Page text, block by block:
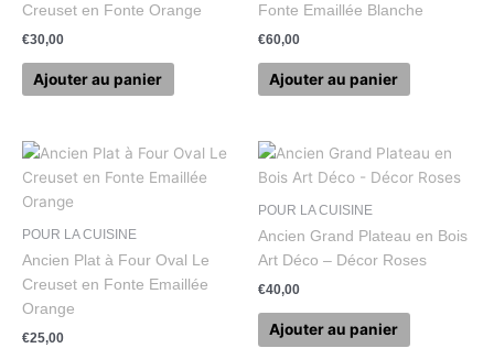
Creuset en Fonte Orange
€30,00
Ajouter au panier
Fonte Emaillée Blanche
€60,00
Ajouter au panier
POUR LA CUISINE
Ancien Plat à Four Oval Le
Creuset en Fonte Emaillée
Orange
€25,00
POUR LA CUISINE
Ancien Grand Plateau en Bois
Art Déco – Décor Roses
€40,00
Ajouter au panier